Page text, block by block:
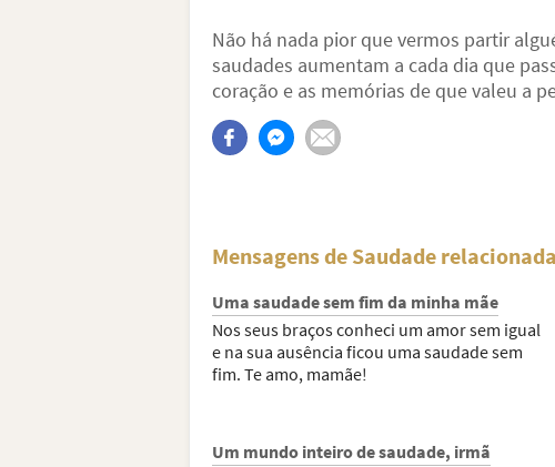
Não há nada pior que vermos partir
saudades aumentam a cada dia que
coração e as memórias de que valeu a
Mensagens de Saudade
Uma saudade sem fim da minha mãe
Nos seus braços conheci um amor sem igual
e na sua ausência ficou uma saudade sem
fim. Te amo, mamãe!
Um mundo inteiro de saudade, irmã